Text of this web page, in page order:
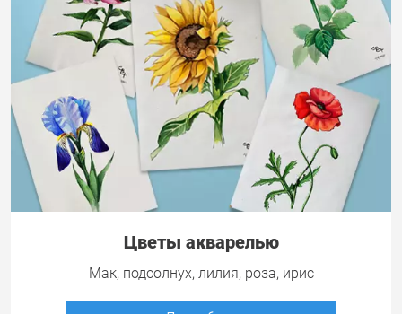
Цветы акварелью
Мак, подсолнух, лилия, роза, ирис